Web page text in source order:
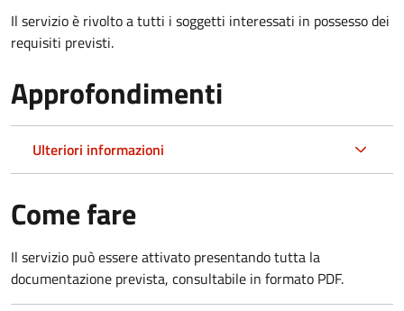
Il servizio è rivolto a tutti i soggetti interessati in possesso dei
requisiti previsti.
Approfondimenti
Ulteriori informazioni
Come fare
Il servizio può essere attivato presentando tutta la
documentazione prevista, consultabile in formato PDF.